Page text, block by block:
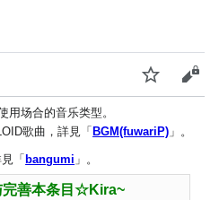
监视 查
场合的音乐类型。
歌曲，詳見「BGM(fuwariP) 」。
「bangumi 」。
完善本条目☆Kira~